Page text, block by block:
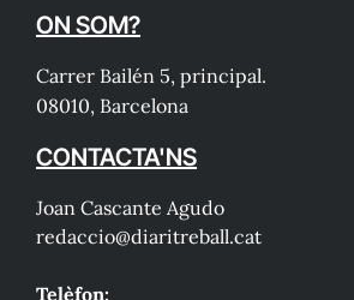
ON SOM?
Carrer Bailén 5, principal.
08010, Barcelona
CONTACTA'NS
Joan Cascante Agudo
redaccio@diaritreball.cat
Telèfon: